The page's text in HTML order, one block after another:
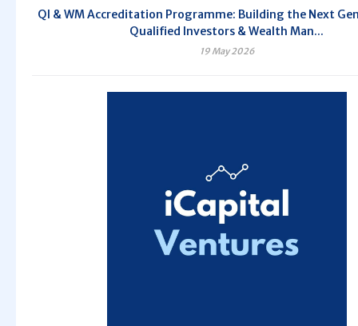
QI & WM Accreditation Programme: Building the Next
Qualified Investors & Wealth Man...
19 May 2026